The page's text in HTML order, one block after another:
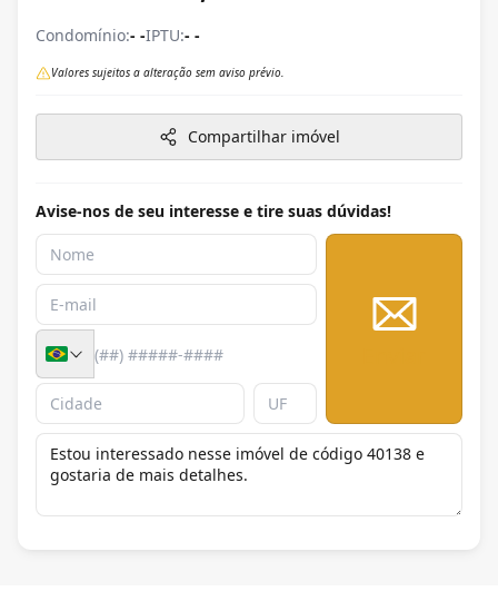
Condomínio:- -IPTU:- -
Valores sujeitos a alteração sem aviso prévio.
Compartilhar imóvel
Avise-nos de seu interesse e tire suas dúvidas!